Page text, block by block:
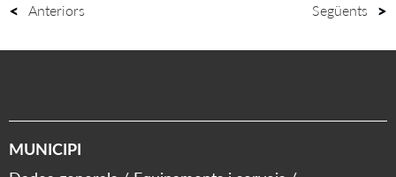
Anteriors Següents
MUNICIPI